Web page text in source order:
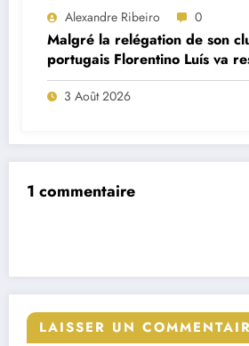
Alexandre Ribeiro 0
Malgré la relégation de son
portugais Florentino Luís va
Premier League
3 Août 2026
1 commentaire
LAISSER UN